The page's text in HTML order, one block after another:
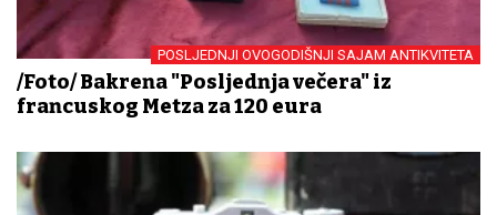
POSLJEDNJI OVOGODIŠNJI SAJAM ANTIKVITETA
/Foto/ Bakrena "Posljednja večera" iz
francuskog Metza za 120 eura